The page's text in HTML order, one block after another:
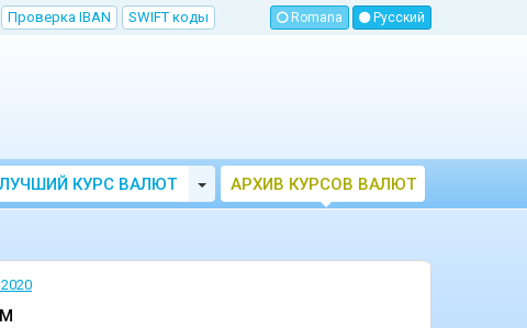
Проверка IBAN SWIFT коды Romana Русский
ЛУЧШИЙ КУРС ВАЛЮТ
МОЛДОВЫ
Toggle Dropdown
АРХИВ КУРСОВ ВАЛЮТ
НБМ